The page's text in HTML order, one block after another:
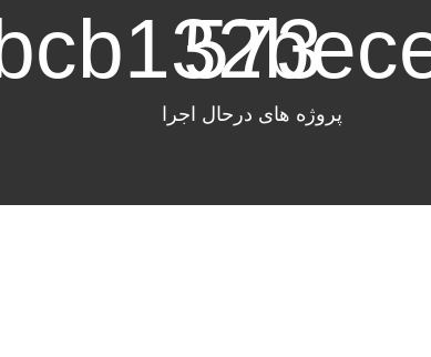
132
573
پروژه های درحال اجرا